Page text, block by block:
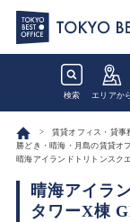
検索 エリアか
賃貸オフィス・貸事
勝どき・晴海・月島の賃貸オ
晴海アイランドトリトンスク
晴海アイラ
タワーX棟